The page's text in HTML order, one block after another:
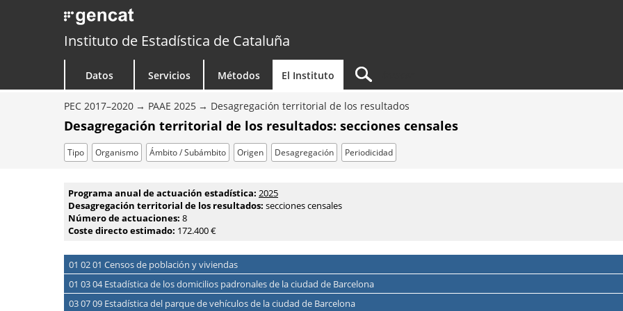
Instituto de Estadística de Cataluña
Datos Servicios Métodos El Instituto
PEC 2017–2020 PAAE 2025 Desagregación territorial de los resultados
Desagregación territorial de los resultados: secciones censales
Tipo Organismo Ámbito / Subámbito Origen Desagregación Periodicidad
Programa anual de actuación estadística: 2025
Desagregación territorial de los resultados: secciones censales
Número de actuaciones: 8
Coste directo estimado: 172.400 €
01 02 01 Censos de población y viviendas
01 03 04 Estadística de los domicilios padronales de la ciudad de Barcelona
03 07 09 Estadística del parque de vehículos de la ciudad de Barcelona